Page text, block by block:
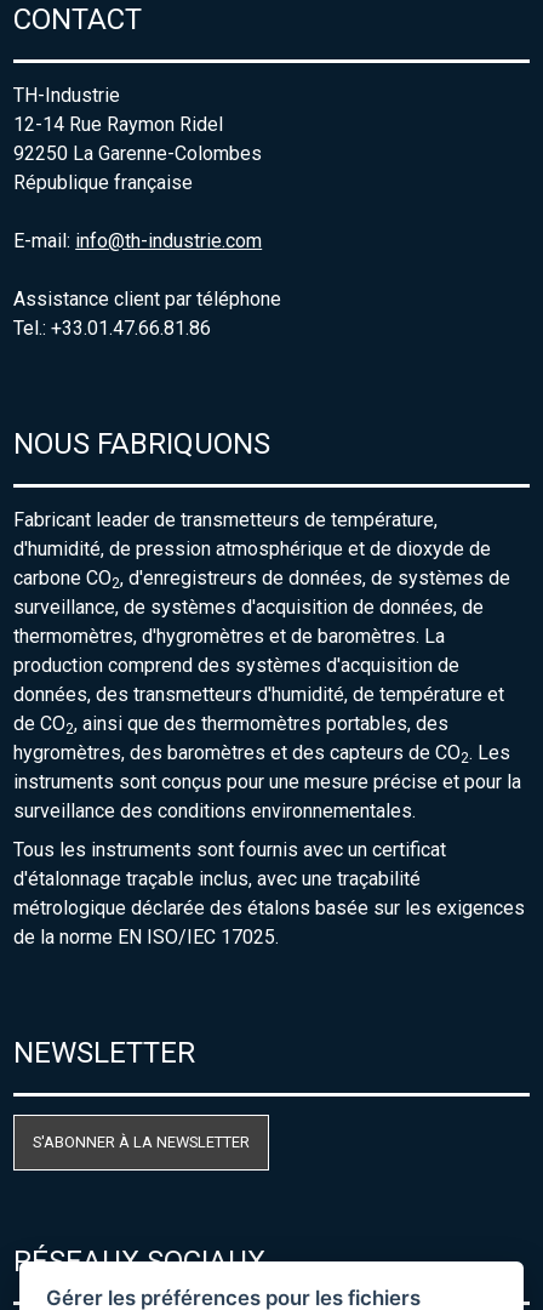
CONTACT
TH-Industrie
12-14 Rue Raymon Ridel
92250 La Garenne-Colombes
République française
E-mail: info@th-industrie.com
Assistance client par téléphone
Tel.: +33.01.47.66.81.86
NOUS FABRIQUONS
Fabricant leader de transmetteurs de température,
d'humidité, de pression atmosphérique et de dioxyde de
carbone CO2, d'enregistreurs de données, de systèmes de
surveillance, de systèmes d'acquisition de données, de
thermomètres, d'hygromètres et de baromètres. La
production comprend des systèmes d'acquisition de
données, des transmetteurs d'humidité, de température et
de CO2, ainsi que des thermomètres portables, des
hygromètres, des baromètres et des capteurs de CO2. Les
instruments sont conçus pour une mesure précise et pour la
surveillance des conditions environnementales.
Tous les instruments sont fournis avec un certificat
d'étalonnage traçable inclus, avec une traçabilité
métrologique déclarée des étalons basée sur les exigences
de la norme EN ISO/IEC 17025.
NEWSLETTER
S'ABONNER À LA NEWSLETTER
RÉSEAUX SOCIAUX
Gérer les préférences pour les fichiers